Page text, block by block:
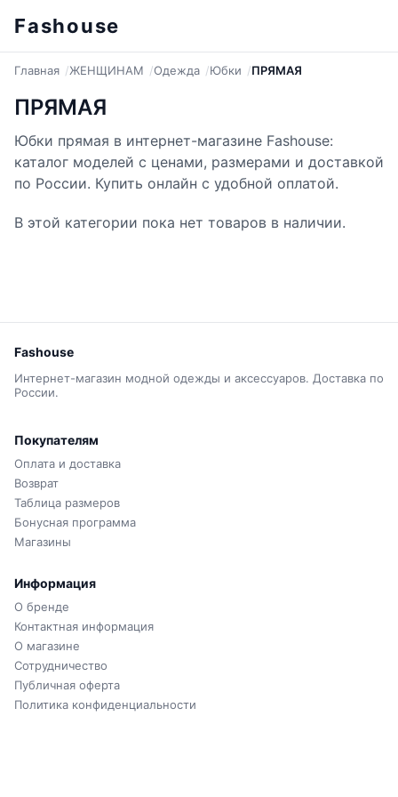
Fashouse
Главная ЖЕНЩИНАМ Одежда Юбки ПРЯМАЯ
ПРЯМАЯ
Юбки прямая в интернет-магазине Fashouse:
каталог моделей с ценами, размерами и доставкой
по России. Купить онлайн с удобной оплатой.
В этой категории пока нет товаров в наличии.
Fashouse
Интернет-магазин модной одежды и аксессуаров. Доставка по
России.
Покупателям
Оплата и доставка
Возврат
Таблица размеров
Бонусная программа
Магазины
Информация
О бренде
Контактная информация
О магазине
Сотрудничество
Публичная оферта
Политика конфиденциальности